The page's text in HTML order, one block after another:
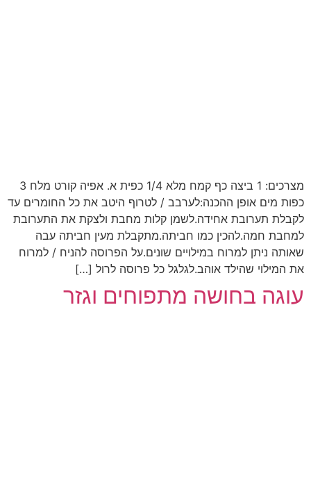
מצרכים: 1 ביצה כף קמח מלא 1/4 כפית א. אפיה קורט מלח 3
כפות מים אופן ההכנה:לערבב / לטרוף היטב את כל החומרים עד
לקבלת תערובת אחידה.לשמן קלות מחבת ולצקת את התערובת
למחבת חמה.להכין כמו חביתה.מתקבלת מעין חביתה עבה
שאותה ניתן למרוח במילויים שונים.על הפרוסה להניח / למרוח
את המילוי שהילד אוהב.לגלגל כל פרוסה לרול […]
עוגה בחושה מתפוחים וגזר